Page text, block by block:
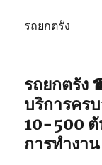
รถยกตรัง
รถยกตรั
บริการคร
10-500 ตั
การทำงาน